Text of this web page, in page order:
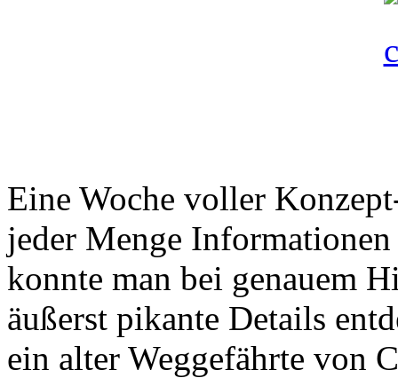
Eine Woche voller
jeder Menge
konnte man bei genauem
äußerst pikante Details
ein alter Weggefährte von